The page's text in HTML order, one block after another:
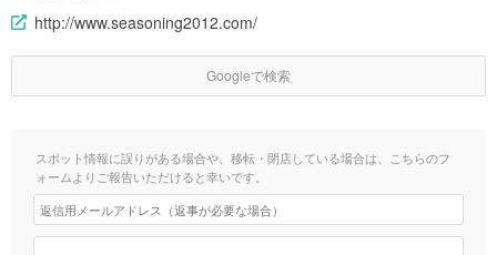
http://www.seasoning2012.com/
Googleで検索
スポット情報に誤りがある場合や、移転・閉店している場合は、こちらのフ
ォームよりご報告いただけると幸いです。